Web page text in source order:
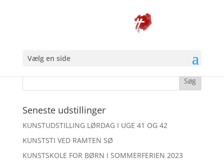
Vælg en side
Seneste udstillinger
KUNSTUDSTILLING LØRDAG I UGE 41 OG 42
KUNSTSTI VED RAMTEN SØ
KUNSTSKOLE FOR BØRN I SOMMERFERIEN 2023